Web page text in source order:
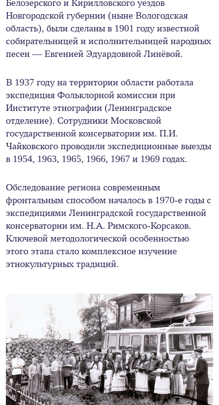
Белозерского и Кирилловского уездов
Новгородской губернии (ныне Вологодская
область), были сделаны в 1901 году известной
собирательницей и исполнительницей народных
песен — Евгенией Эдуардовной Линёвой.
В 1937 году на территории области работала
экспедиция Фольклорной комиссии при
Институте этнографии (Ленинградское
отделение). Сотрудники Московской
государственной консерватории им. П.И.
Чайковского проводили экспедиционные выезды
в 1954, 1963, 1965, 1966, 1967 и 1969 годах.
Обследование региона современным
фронтальным способом началось в 1970-е годы с
экспедициями Ленинградской государственной
консерватории им. Н.А. Римского-Корсаков.
Ключевой методологической особенностью
этого этапа стало комплексное изучение
этнокультурных традиций.